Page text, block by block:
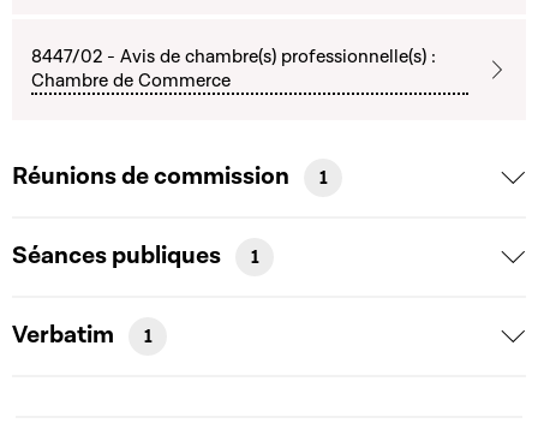
8447/02 - Avis de chambre(s) professionnelle(s) :
Chambre de Commerce
Réunions de commission 1
Séances publiques 1
Verbatim 1